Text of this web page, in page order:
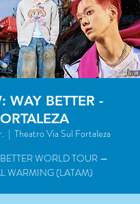
WAY BETTER -
  |
Theatro Via Sul Fortaleza
WORLD TOUR —
WARMING (LATAM)